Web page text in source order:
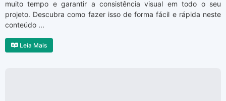
muito tempo e garantir a consistência visual em todo o seu
projeto. Descubra como fazer isso de forma fácil e rápida neste
conteúdo ...
Leia Mais